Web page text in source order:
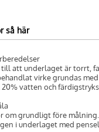
så här
till att underlaget är torrt,
virke grundas
vatten och
om grundligt före
i underlaget med